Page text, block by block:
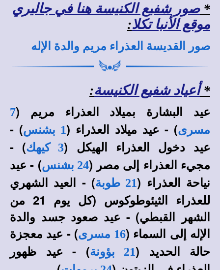
*صور شفيع الكنيسة هنا في جاليري
موقع الأنبا تكلا:
صور القديسة العذراء مريم والدة الإله
*أعياد شفيع الكنيسة:
عيد البشارة بميلاد العذراء مريم (7
مسرى) - عيد ميلاد العذراء (1 بشنس
) -
عيد دخول العذراء الهيكل (3 كيهك
) -
مجيء العذراء إلى مصر (24 بشنس
) - عيد
نياحة العذراء (21 طوبة
) - العيد الشهري
للعذراء الثيئوطوكوس (كل يوم 21 من
الشهر القبطي) - عيد صعود جسد والدة
الإله إلى السماء (16 مسرى
) - عيد معجزة
حالة الحديد (21 بؤونة
) - عيد ظهور